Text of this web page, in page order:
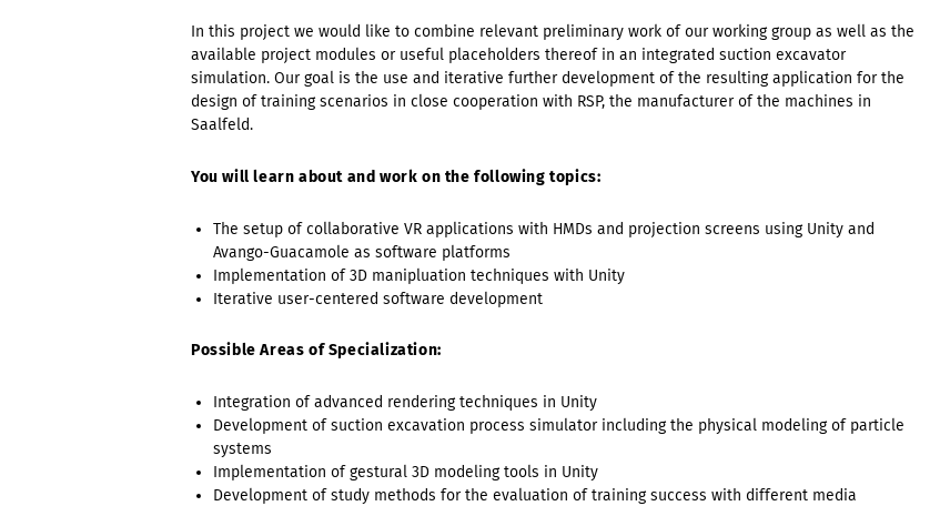
In this project we would like to combine relevant preliminary work of our working group as well as the
available project modules or useful placeholders thereof in an integrated suction excavator
simulation. Our goal is the use and iterative further development of the resulting application for the
design of training scenarios in close cooperation with RSP, the manufacturer of the machines in
Saalfeld.
You will learn about and work on the following topics:
The setup of collaborative VR applications with HMDs and projection screens using Unity and
Avango-Guacamole as software platforms
Implementation of 3D manipluation techniques with Unity
Iterative user-centered software development
Possible Areas of Specialization:
Integration of advanced rendering techniques in Unity
Development of suction excavation process simulator including the physical modeling of particle
systems
Implementation of gestural 3D modeling tools in Unity
Development of study methods for the evaluation of training success with different media